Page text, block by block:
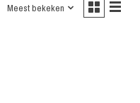
Meest bekeken